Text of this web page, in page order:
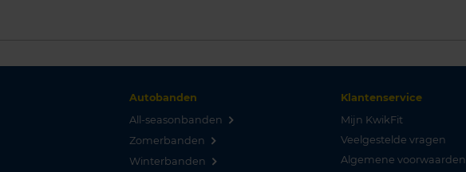
Autobanden
All-seasonbanden
Zomerbanden
Winterbanden
Klantenservice
Mijn KwikFit
Veelgestelde vragen
Algemene voorwaarden